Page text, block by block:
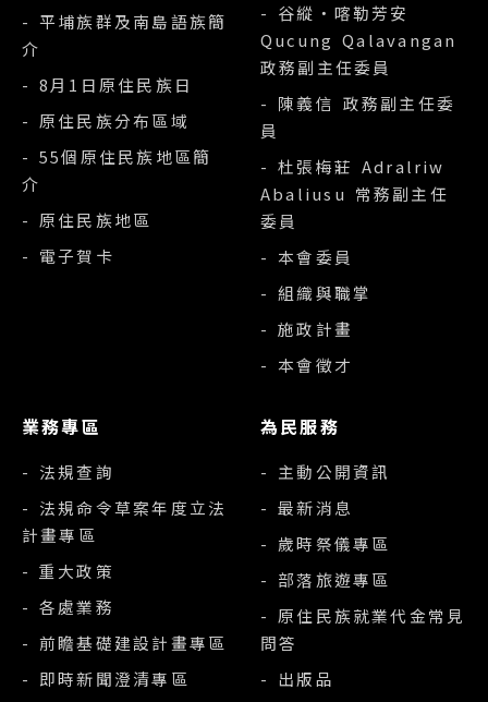
- 平埔族群及南島語族簡
介
- 8月1日原住民族日
- 原住民族分布區域
- 55個原住民族地區簡
介
- 原住民族地區
- 電子賀卡
- 谷縱‧喀勒芳安
Qucung Qalavangan
政務副主任委員
- 陳義信 政務副主任委
員
- 杜張梅莊 Adralriw
Abaliusu 常務副主任
委員
- 本會委員
- 組織與職掌
- 施政計畫
- 本會徵才
業務專區
- 法規查詢
- 法規命令草案年度立法
計畫專區
- 重大政策
- 各處業務
- 前瞻基礎建設計畫專區
- 即時新聞澄清專區
為民服務
- 主動公開資訊
- 最新消息
- 歲時祭儀專區
- 部落旅遊專區
- 原住民族就業代金常見
問答
- 出版品